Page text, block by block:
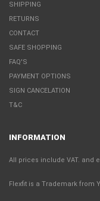
SHIPPING
RETURNS
CONTACT
SAFE SHOPPING
FAQ'S
PAYMENT OPTIONS
SIGN CANCELATION
T&C
INFORMATION
All prices include VAT. and
Flexfit is a Trademark from